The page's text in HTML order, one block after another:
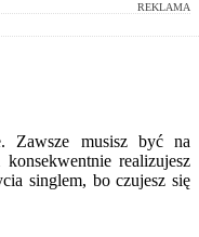
REKLAMA
Zawsze musisz być na
realizujesz
singlem, bo czujesz się